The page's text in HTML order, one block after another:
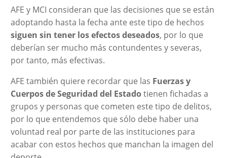
AFE y MCI consideran que las decisiones que se están
adoptando hasta la fecha ante este tipo de hechos
siguen sin tener los efectos deseados, por lo que
deberían ser mucho más contundentes y severas,
por tanto, más efectivas.
AFE también quiere recordar que las Fuerzas y
Cuerpos de Seguridad del Estadotienen fichadas a
grupos y personas que cometen este tipo de delitos,
por lo que entendemos que sólo debe haber una
voluntad real por parte de las instituciones para
acabar con estos hechos que manchan la imagen del